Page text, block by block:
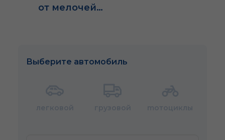
от мелочей…
Выберите автомобиль